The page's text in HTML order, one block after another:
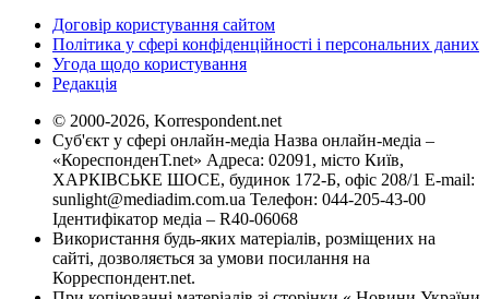
Договір користування сайтом
Політика у сфері конфіденційності і персональних даних
Угода щодо користування
Редакція
© 2000-2026, Korrespondent.net
Суб'єкт у сфері онлайн-медіа Назва онлайн-медіа –
«КореспонденТ.net» Адреса: 02091, місто Київ,
ХАРКІВСЬКЕ ШОСЕ, будинок 172-Б, офіс 208/1 E-mail:
sunlight@mediadim.com.ua Телефон: 044-205-43-00
Ідентифікатор медіа – R40-06068
Використання будь-яких матеріалів, розміщених на
сайті, дозволяється за умови посилання на
Корреспондент.net.